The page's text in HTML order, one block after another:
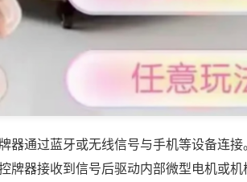
器通过蓝牙或无线信号与手机等设备连
牌器接收到信号后驱动内部微型电机或